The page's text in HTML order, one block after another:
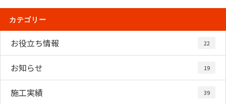
カテゴリー
お役立ち情報 22
お知らせ 19
施工実績 39